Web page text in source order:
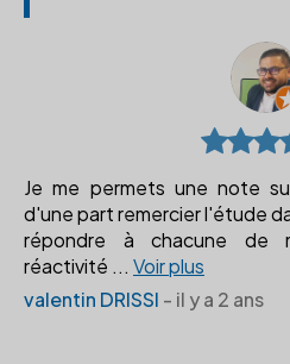
Je me permets une note
d'une part remercier l'étude
répondre à chacune de
réactivité ... Voir plus
valentin DRISSI - il y a 2 ans